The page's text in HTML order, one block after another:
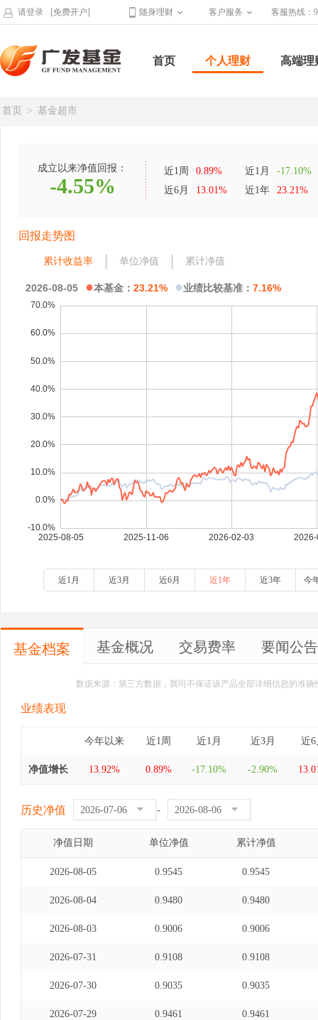
请登录 [免费开户] 随身理财 客户服务 客服热线：
首页 个人理财 高端理
首页 > 基金超市
成立以来净值回报：
-4.55%
近1周 0.89% 近1月
-17.10%
近6月
13.01% 近1年 23.21%
回报走势图
累计收益率 单位净值 累计净值
2026-08-05 ●本基金： 23.21% ●业绩比较基准： 7.16%
近1月 近3月 近6月 近1年 近3年 今
基金档案 基金概况 交易费率 要闻公告
数据来源：第三方数据，我司不保证该产品全部详细信息的准
业绩表现
今年以来 近1周 近1月 近3月 近6
净值增长 13.92% 0.89% -17.10% -2.90%
历史净值 -
净值日期 单位净值 累计净值
2026-08-05 0.9545 0.9545
2026-08-04 0.9480 0.9480
2026-08-03 0.9006 0.9006
2026-07-31 0.9108 0.9108
2026-07-30 0.9035 0.9035
2026-07-29 0.9461 0.9461